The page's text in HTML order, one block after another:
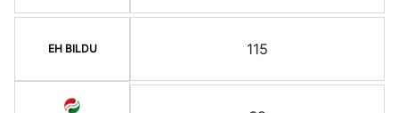
EH BILDU 115